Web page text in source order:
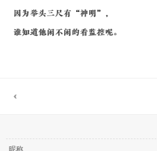
因为举头三尺有“神明”，
谁知道他闲不闲的看监控呢。